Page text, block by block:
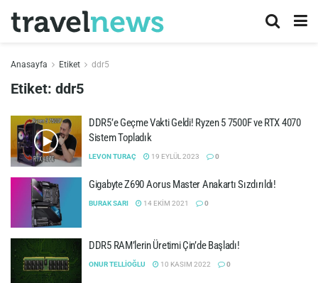
Anasayfa Etiket ddr5
Etiket: ddr5
DDR5’e Geçme Vakti Geldi! Ryzen 5 7500F ve RTX 4070
Sistem Topladık
LEVON TURAÇ 19 EYLÜL 2023 0
Gigabyte Z690 Aorus Master Anakartı Sızdırıldı!
BURAK SARI 14 EKIM 2021 0
DDR5 RAM’lerin Üretimi Çin’de Başladı!
ONUR TELLIOĞLU 10 KASIM 2022 0